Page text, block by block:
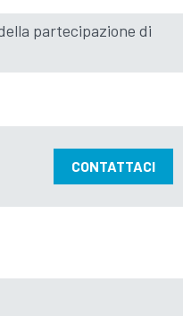
partecipazione di
CONTATTACI